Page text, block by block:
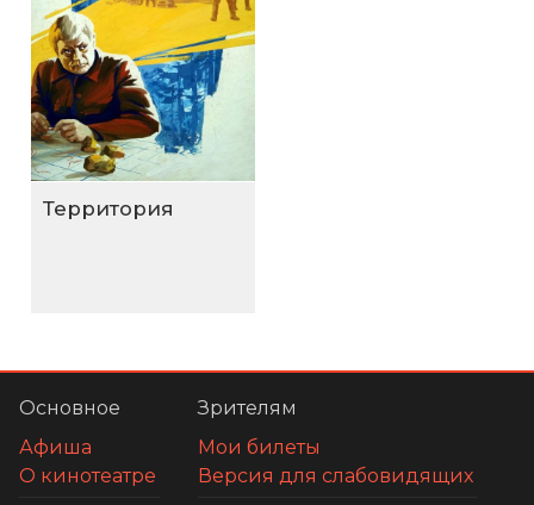
Территория
Основное
Афиша
О кинотеатре
Зрителям
Мои билеты
Версия для слабовидящих